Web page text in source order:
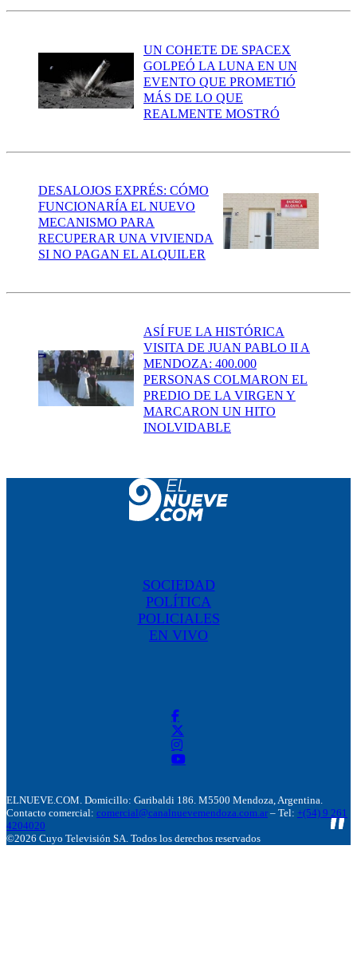
UN COHETE DE SPACEX
GOLPEÓ LA LUNA EN UN
EVENTO QUE PROMETIÓ
MÁS DE LO QUE
REALMENTE MOSTRÓ
DESALOJOS EXPRÉS: CÓMO
FUNCIONARÍA EL NUEVO
MECANISMO PARA
RECUPERAR UNA VIVIENDA
SI NO PAGAN EL ALQUILER
ASÍ FUE LA HISTÓRICA
VISITA DE JUAN PABLO II A
MENDOZA: 400.000
PERSONAS COLMARON EL
PREDIO DE LA VIRGEN Y
MARCARON UN HITO
INOLVIDABLE
SOCIEDAD
POLÍTICA
POLICIALES
EN VIVO
ELNUEVE.COM. Domicillo: Garibaldi 186. M5500 Mendoza, Argentina.
Contacto comercial: comercial@canalnuevemendoza.com.ar – Tel: +(54) 9 261
4204020
©2026 Cuyo Televisión SA. Todos los derechos reservados